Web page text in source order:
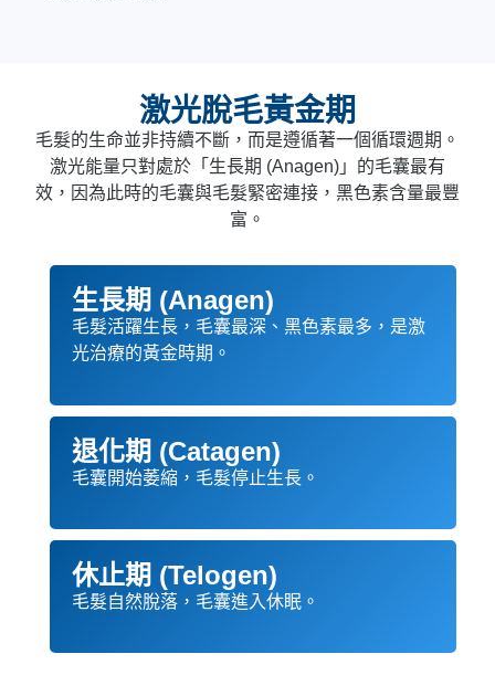
激光脫毛黃金期
毛髮的生命並非持續不斷，而是遵循著一個循環週期。
激光能量只對處於「生長期 (Anagen)」的毛囊最有
效，因為此時的毛囊與毛髮緊密連接，黑色素含量最豐
富。
生長期 (Anagen)
毛髮活躍生長，毛囊最深、黑色素最多，是激
光治療的黃金時期。
退化期 (Catagen)
毛囊開始萎縮，毛髮停止生長。
休止期 (Telogen)
毛髮自然脫落，毛囊進入休眠。